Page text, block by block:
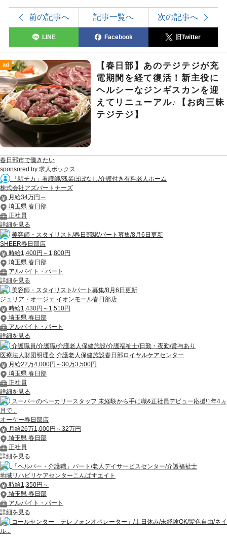
前の記事へ 記事一覧へ 次の記事へ
LINE Facebook 旧Twitter
ad
【春日部】あのテジテジが充
電期間を経て復活！新主役に
ヘルシーなジンギスカンを迎
えてリニューアル♪【お肉三昧
テジテジ】
春日部市で働きたい
sponsored by 求人ボックス
「駅チカ」看護師/残業ほぼなし/介護付き有料老人ホーム
株式会社アズパートナーズ
月給34万円～
埼玉県 春日部
正社員
詳細を見る
美容師・スタイリスト/春日部駅/パート募集/8月6日更新
SHEER春日部店
時給1,400円～1,800円
埼玉県 春日部
アルバイト・パート
詳細を見る
美容師・スタイリスト/パート募集/8月6日更新
ジュリア・オージェ イオンモール春日部店
時給1,430円～1,510円
埼玉県 春日部
アルバイト・パート
詳細を見る
介護職員/介護職/介護老人保健施設/介護福祉士/日勤・夜勤/賞与あり
医療法人財団明理会 介護老人保健施設春日部ロイヤルケアセンター
月給22万4,000円～30万3,500円
埼玉県 春日部
正社員
詳細を見る
スーパーのベーカリースタッフ 未経験から手に職&正社員デビュー応援!1年4ヵ
月で...
オーケー春日部店
月給26万1,000円～32万円
埼玉県 春日部
正社員
詳細を見る
「ヘルパー・介護職」パート/老人デイサービスセンター/介護福祉士
地域リハビリケアセンターこんぱすエイト
時給1,350円～
埼玉県 春日部
アルバイト・パート
詳細を見る
コールセンター「テレフォンオペレーター」/土日休み/未経験OK/髪色自由/ネイ
ル...